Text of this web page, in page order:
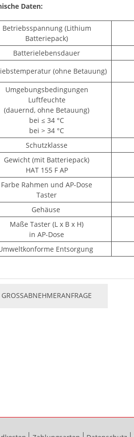
Daten:
Betriebsspannung (Lithium
Batteriepack)
Batterielebensdauer
(ohne Betauung)
Umgebungsbedingungen
Luftfeuchte
(dauernd, ohne Betauung)
bei ≤ 34 °C
bei > 34 °C
Schutzklasse
Gewicht (mit Batteriepack)
HAT 155 F AP
Farbe Rahmen und AP-Dose
Taster
Gehäuse
Maße Taster (L x B x H)
in AP-Dose
Entsorgung
GROSSABNEHMERANFRAGE